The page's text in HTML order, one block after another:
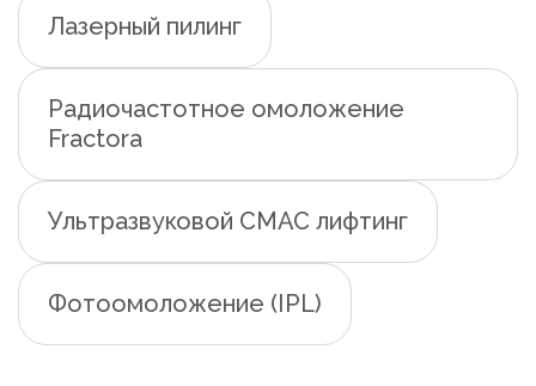
Лазерный пилинг
Радиочастотное омоложение
Fractora
Ультразвуковой СМАС лифтинг
Фотоомоложение (IPL)